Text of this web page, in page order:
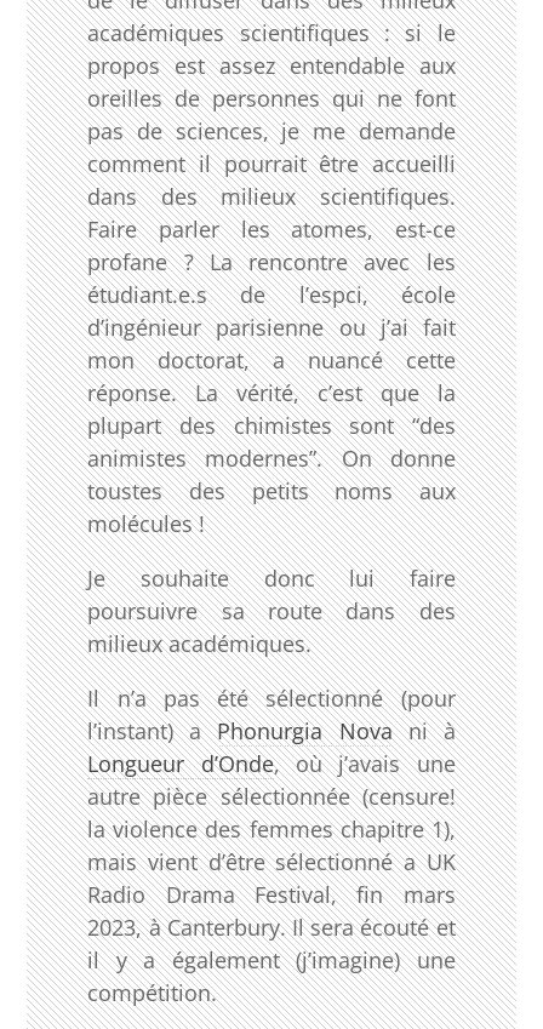
académiques scientifiques : si le
propos est assez entendable aux
oreilles de personnes qui ne font
pas de sciences, je me demande
comment il pourrait être accueilli
dans des milieux scientifiques.
Faire parler les atomes, est-ce
profane ? La rencontre avec les
étudiant.e.s de l’espci, école
d’ingénieur parisienne ou j’ai fait
mon doctorat, a nuancé cette
réponse. La vérité, c’est que la
plupart des chimistes sont “des
animistes modernes”. On donne
toustes des petits noms aux
molécules !
Je souhaite donc lui faire
poursuivre sa route dans des
milieux académiques.
Il n’a pas été sélectionné (pour
l’instant) aPhonurgia Novani à
Longueur d’Onde, où j’avais une
autre pièce sélectionnée (censure!
la violence des femmes chapitre 1),
mais vient d’être sélectionné a UK
Radio Drama Festival, fin mars
2023, à Canterbury. Il sera écouté et
il y a également (j’imagine) une
compétition.